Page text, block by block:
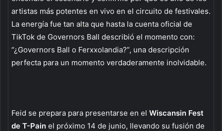
artistas más potentes en vivo en el circuito de festivales.
La energía fue tan alta que hasta la cuenta oficial de
TikTok de Governors Ball describió el momento con:
“¿Governors Ball o Ferxxolandia?”, una descripción
perfecta para un momento verdaderamente inolvidable.
Feid se prepara para presentarse en el Wiscansin Fest
de T-Pain el próximo 14 de junio, llevando su fusión de